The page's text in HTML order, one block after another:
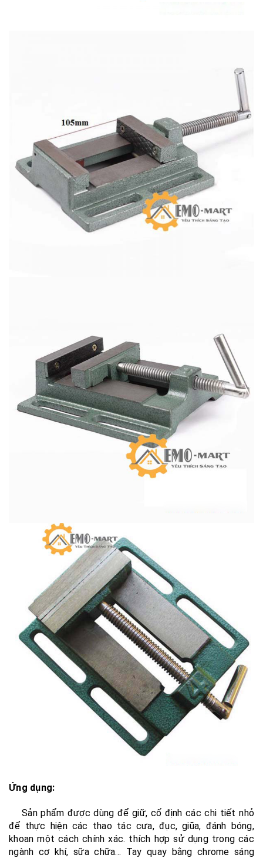
Ứng dụng:
Sản phẩm được dùng để giữ, cố định các chi tiết nhỏ
để thực hiện các thao tác cưa, đục, giũa, đánh bóng,
khoan một cách chính xác. thích hợp sử dụng trong các
ngành cơ khí, sữa chữa… Tay quay bằng chrome sáng